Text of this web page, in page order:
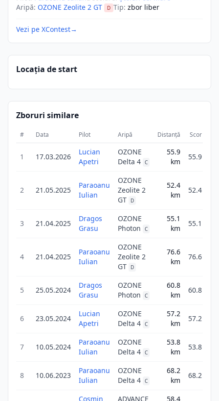
Aripă: OZONE Zeolite 2 GT D Tip: zbor liber
Vezi pe XContest→
Locația de start
Zboruri similare
# Data Pilot Aripă Distanță Scor
1 17.03.2026
Lucian
Apetri
OZONE
Delta 4 C
55.9
km
55.9
2 21.05.2025
Paraoanu
Iulian
OZONE
Zeolite 2
GT
D
52.4
km
52.4
3 21.04.2025
Dragos
Grasu
OZONE
Photon
C
55.1
km
55.1
4 21.04.2025
Paraoanu
Iulian
OZONE
Zeolite 2
GT
D
76.6
km
76.6
5 25.05.2024
Dragos
Grasu
OZONE
Photon
C
60.8
km
60.8
6 23.05.2024
Lucian
Apetri
OZONE
Delta 4 C
57.2
km
57.2
7 10.05.2024
Paraoanu
Iulian
OZONE
Delta 4 C
53.8
km
53.8
8 10.06.2023
Paraoanu
Iulian
OZONE
Delta 4 C
68.2
km
68.2
Cosmin ADVANCE 58.4